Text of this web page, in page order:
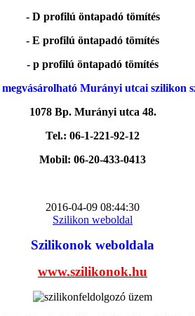
- D profilú öntapadó tömítés
- E profilú öntapadó tömítés
- p profilú öntapadó tömítés
megvásárolható Murányi utcai szilikon
1078 Bp. Murányi utca 48.
Tel.: 06-1-221-92-12
Mobil: 06-20-433-0413
2016-04-09 08:44:30
Szilikon weboldal
Szilikonok weboldala
www.szilikonok.hu